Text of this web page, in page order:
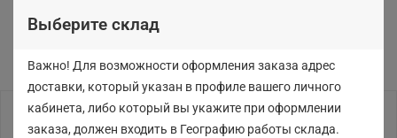
Выберите склад
Важно! Для возможности оформления заказа адрес
доставки, который указан в профиле вашего личного
кабинета, либо который вы укажите при оформлении
заказа, должен входить в Географию работы склада.